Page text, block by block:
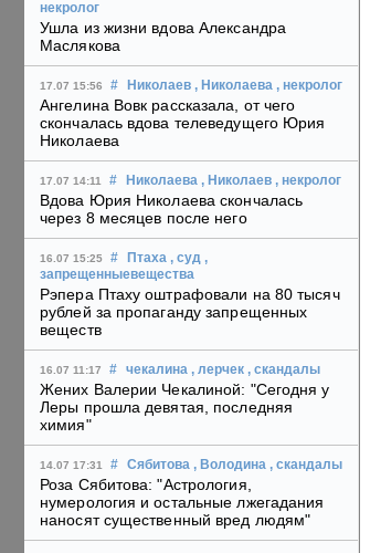
некролог
Ушла из жизни вдова Александра
Маслякова
17.07 15:56 # Николаев , Николаева , некролог
Ангелина Вовк рассказала, от чего
скончалась вдова телеведущего Юрия
Николаева
17.07 14:11 # Николаева , Николаев , некролог
Вдова Юрия Николаева скончалась
через 8 месяцев после него
16.07 15:25 # Птаха , суд ,
запрещенныевещества
Рэпера Птаху оштрафовали на 80 тысяч
рублей за пропаганду запрещенных
веществ
16.07 11:17 # чекалина , лерчек , скандалы
Жених Валерии Чекалиной: "Сегодня у
Леры прошла девятая, последняя
химия"
14.07 17:31 # Сябитова , Володина , скандалы
Роза Сябитова: "Астрология,
нумерология и остальные лжегадания
наносят существенный вред людям"